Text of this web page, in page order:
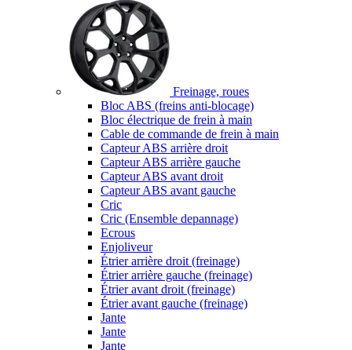
Freinage, roues
Bloc ABS (freins anti-blocage)
Bloc électrique de frein à main
Cable de commande de frein à main
Capteur ABS arrière droit
Capteur ABS arrière gauche
Capteur ABS avant droit
Capteur ABS avant gauche
Cric
Cric (Ensemble depannage)
Ecrous
Enjoliveur
Étrier arrière droit (freinage)
Étrier arrière gauche (freinage)
Étrier avant droit (freinage)
Étrier avant gauche (freinage)
Jante
Jante
Jante